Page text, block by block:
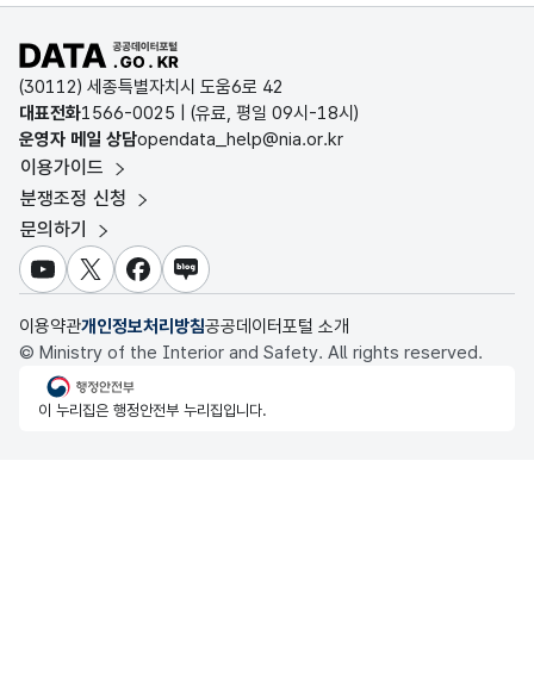
D-데이터허브
인천데이터포털
울산광역시 데이터포털
전남광주통합특별시 빅데이터 플랫폼
대전광역시 데이터포털
세종특별자치시 데이터포털
충청북도 데이터허브
국토교통부 공간정보오픈플랫폼
환경부 환경데이터포털
문화데이터광장
농림축산식품 공공데이터포털
보건의료빅데이터개방시스템
식품의약품안전처 데이터포털
교육통계서비스
공공데이터포털 바로가기
(30112) 세종특별자치시 도움6로 42
대표전화1566-0025 | (유료, 평일 09시-18시)
운영자 메일 상담opendata_help@nia.or.kr
이용가이드
분쟁조정 신청
문의하기
유튜브X 페이스북
블로그
이용약관개인정보처리방침공공데이터포털 소개
© Ministry of the Interior and Safety. All rights reserved.
행정안전부
이 누리집은 행정안전부 누리집입니다.